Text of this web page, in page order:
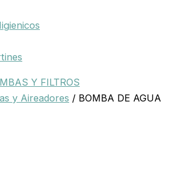
Y FILTROS
y Aireadores / BOMBA DE AGUA